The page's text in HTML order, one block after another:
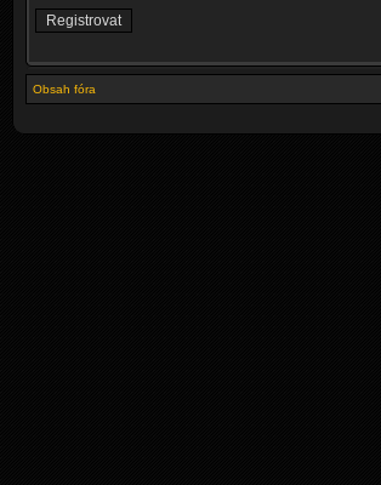
Registrovat
Obsah fóra